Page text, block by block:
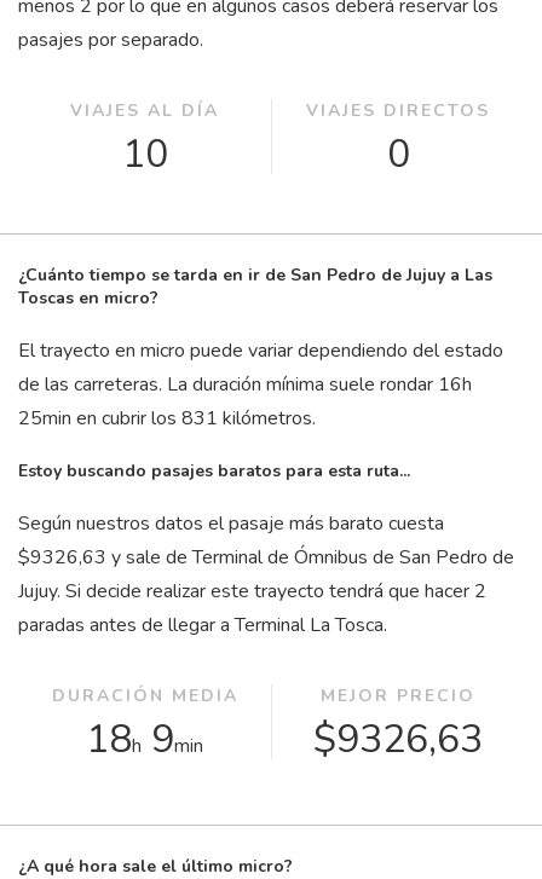
menos 2 por lo que en algunos casos deberá reservar los
pasajes por separado.
VIAJES AL DÍA
10
VIAJES DIRECTOS
0
¿Cuánto tiempo se tarda en ir de San Pedro de Jujuy a Las
Toscas en micro?
El trayecto en micro puede variar dependiendo del estado
de las carreteras. La duración mínima suele rondar 16h
25min en cubrir los 831 kilómetros.
Estoy buscando pasajes baratos para esta ruta...
Según nuestros datos el pasaje más barato cuesta
$9326,63 y sale de Terminal de Ómnibus de San Pedro de
Jujuy. Si decide realizar este trayecto tendrá que hacer 2
paradas antes de llegar a Terminal La Tosca.
DURACIÓN MEDIA
18h 9min
MEJOR PRECIO
$9326,63
¿A qué hora sale el último micro?